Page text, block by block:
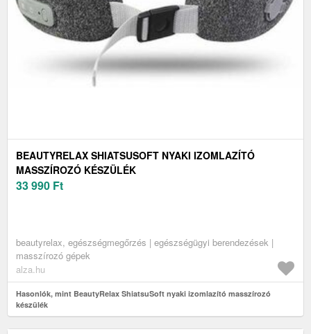
BEAUTYRELAX SHIATSUSOFT NYAKI IZOMLAZÍTÓ
MASSZÍROZÓ KÉSZÜLÉK
33 990 Ft
beautyrelax, egészségmegőrzés | egészségügyi berendezések |
masszírozó gépek
alza.hu
Hasonlók, mint BeautyRelax ShiatsuSoft nyaki izomlazító masszírozó
készülék